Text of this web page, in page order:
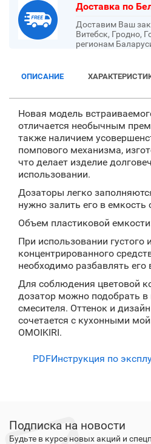
Доставка по
Доставим Ваш
Витебск, Гродно,
регионам
ОПИСАНИЕ
Новая модель
отличается необычным
также наличием
помпового механизма,
что делает изделие
использовании.
Дозаторы легко
нужно залить его в емкость
Объем пластиковой
При использовании густого
концентрированного
необходимо разбавлять его
Для соблюдения цветовой
дозатор можно подобрать в
смесителя. Оттенок и
сочетается с кухонными
OMOIKIRI.
PDFИнструкция по
Подписка на новости
Будьте в курсе новых акций и